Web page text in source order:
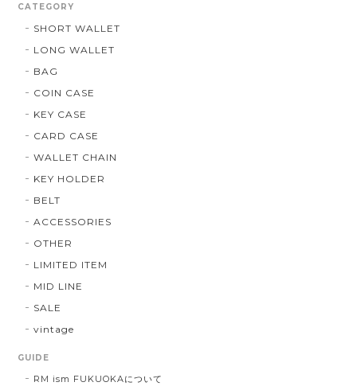
CATEGORY
SHORT WALLET
LONG WALLET
BAG
COIN CASE
KEY CASE
CARD CASE
WALLET CHAIN
KEY HOLDER
BELT
ACCESSORIES
OTHER
LIMITED ITEM
MID LINE
SALE
vintage
GUIDE
RM ism FUKUOKAについて